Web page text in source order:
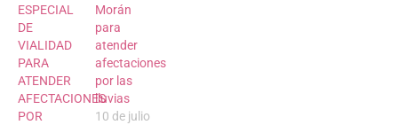
ESPECIAL
DE
VIALIDAD
PARA
ATENDER
AFECTACIONES
POR
Morán
para
atender
afectaciones
por las
lluvias
10 de julio